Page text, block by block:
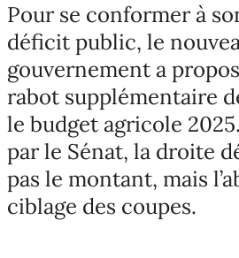
Pour se conformer à
déficit public, le
gouvernement a
rabot supplémentaire
le budget agricole
par le Sénat, la droite
pas le montant, mais
ciblage des coupes.